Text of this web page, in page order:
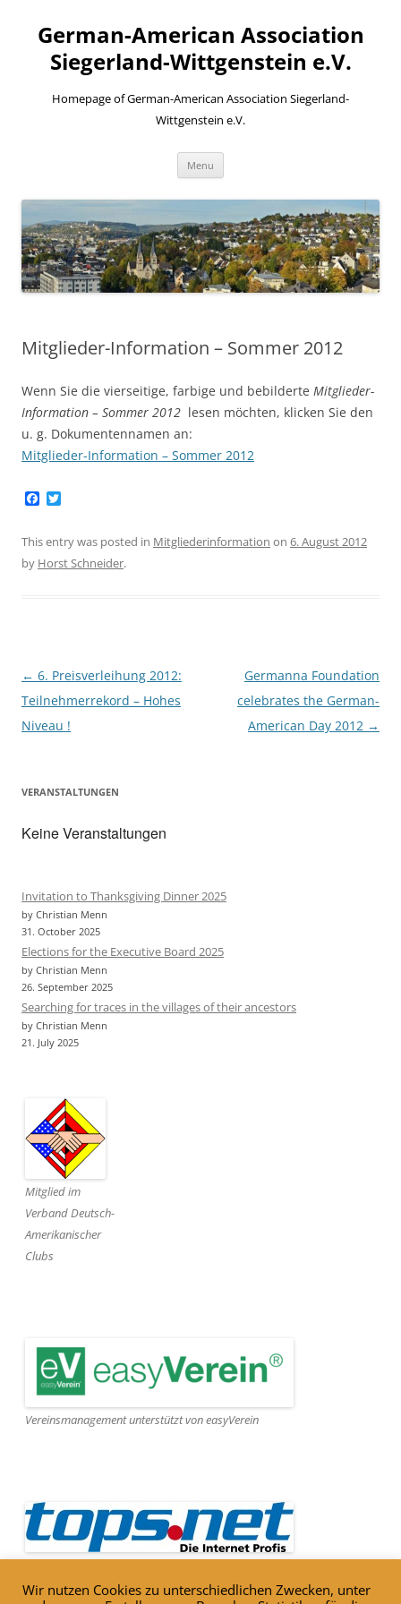
content
German-American Association
Siegerland-Wittgenstein e.V.
Homepage of German-American Association Siegerland-
Wittgenstein e.V.
Menu
Mitglieder-Information – Sommer 2012
Wenn Sie die vierseitige, farbige und bebilderte Mitglieder-
Information – Sommer 2012 lesen möchten, klicken Sie den
u. g. Dokumentennamen an:
Mitglieder-Information – Sommer 2012
e
b
o
t
t
e
This entry was posted in Mitgliederinformation on 6. August 2012
by Horst Schneider.
Post
navigation
← 6. Preisverleihung 2012:
Teilnehmerrekord – Hohes
Niveau !
Germanna Foundation
celebrates the German-
American Day 2012 →
VERANSTALTUNGEN
Keine Veranstaltungen
Invitation to Thanksgiving Dinner 2025
by Christian Menn
31. October 2025
Elections for the Executive Board 2025
by Christian Menn
26. September 2025
Searching for traces in the villages of their ancestors
by Christian Menn
21. July 2025
Mitglied im
Verband Deutsch-
Amerikanischer
Clubs
Vereinsmanagement unterstützt von easyVerein
Webseite gehostet von Tops.net
Wir nutzen Cookies zu unterschiedlichen Zwecken, unter